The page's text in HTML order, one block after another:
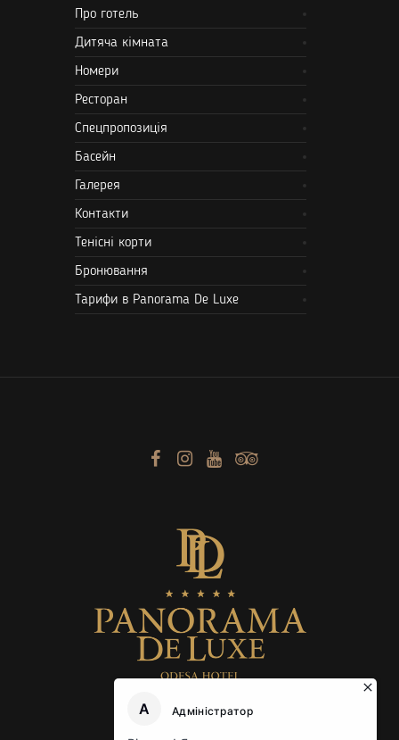
Про готель
Дитяча кімната
Номери
Ресторан
Спецпропозиція
Басейн
Галерея
Контакти
Тенісні корти
Бронювання
Тарифи в Panorama De Luxe